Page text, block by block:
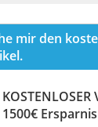
mir den
1500€